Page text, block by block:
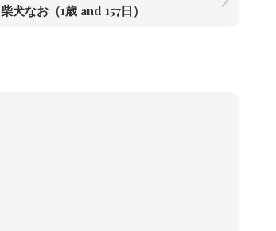
柴犬なお（1歳 and 157日）